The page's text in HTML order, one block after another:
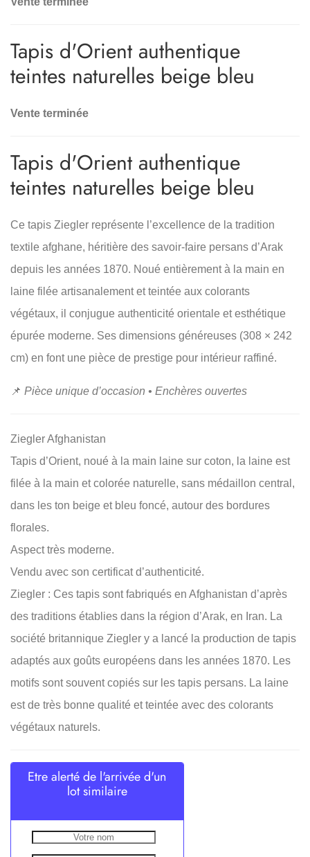
Tapis d'Orient authentique
teintes naturelles beige bleu
Vente terminée
Tapis d'Orient authentique
teintes naturelles beige bleu
Ce tapis Ziegler représente l’excellence de la tradition
textile afghane, héritière des savoir-faire persans d’Arak
depuis les années 1870. Noué entièrement à la main en
laine filée artisanalement et teintée aux colorants
végétaux, il conjugue authenticité orientale et esthétique
épurée moderne. Ses dimensions généreuses (308 × 242
cm) en font une pièce de prestige pour intérieur raffiné.
📌 Pièce unique d’occasion • Enchères ouvertes
Ziegler Afghanistan
Tapis d’Orient, noué à la main laine sur coton, la laine est
filée à la main et colorée naturelle, sans médaillon central,
dans les ton beige et bleu foncé, autour des bordures
florales.
Aspect très moderne.
Vendu avec son certificat d’authenticité.
Ziegler : Ces tapis sont fabriqués en Afghanistan d’après
des traditions établies dans la région d’Arak, en Iran. La
société britannique Ziegler y a lancé la production de tapis
adaptés aux goûts européens dans les années 1870. Les
motifs sont souvent copiés sur les tapis persans. La laine
est de très bonne qualité et teintée avec des colorants
végétaux naturels.
Etre alerté de l'arrivée d'un
lot similaire